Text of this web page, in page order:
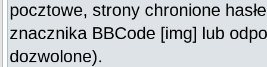
pocztowe, strony chronione
znacznika BBCode [img] lub
dozwolone).